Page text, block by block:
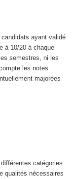
ayant validé
à 10/20 à chaque
semestres, ni les
les notes
majorées
catégories
qualités nécessaires